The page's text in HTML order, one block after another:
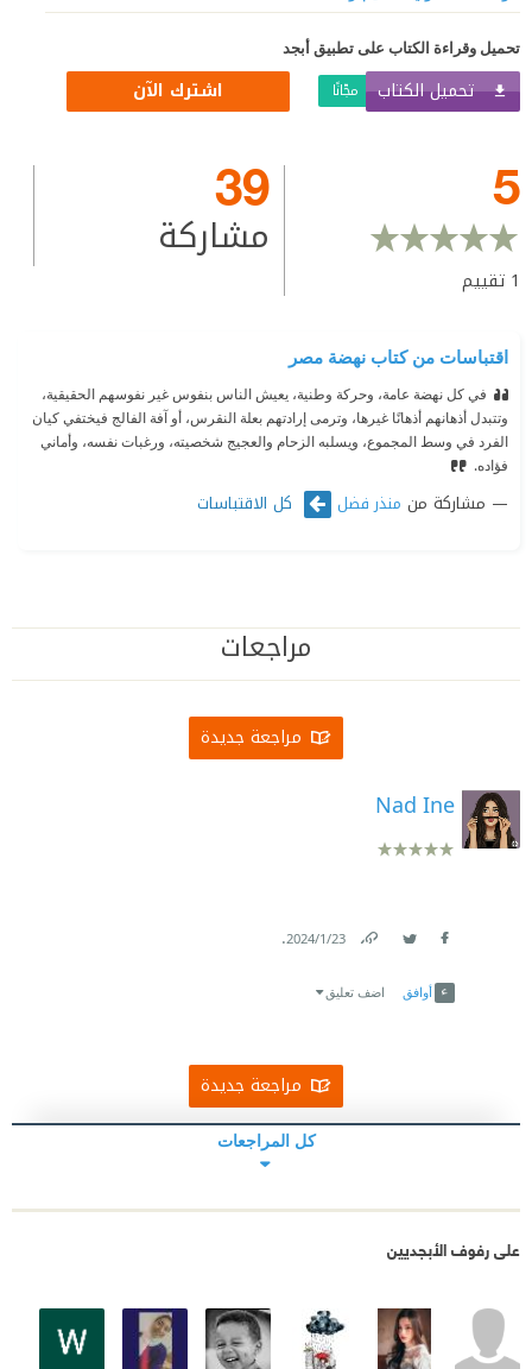
تحميل وقراءة الكتاب على تطبيق أبجد
تحميل الكتاب مجّانًا اشترك الآن
5
1 تقييم
39
مشاركة
اقتباسات من كتاب نهضة مصر
في كل نهضة عامة، وحركة وطنية، يعيش الناس بنفوس غير نفوسهم الحقيقية،
وتتبدل أذهانهم أذهانًا غيرها، وترمى إرادتهم بعلة النقرس، أو آفة الفالج فيختفي كيان
الفرد في وسط المجموع، ويسلبه الزحام والعجيج شخصيته، ورغبات نفسه، وأماني
فؤاده.
مشاركة من منذر فضل كل الاقتباسات
مراجعات
مراجعة جديدة
Nad Ine
23‏/1‏/2024
.
أوافق اضف تعليق
مراجعة جديدة
كل المراجعات
على رفوف الأبجديين